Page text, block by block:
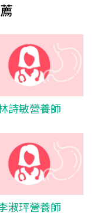
詩敏營養師
淑玶營養師